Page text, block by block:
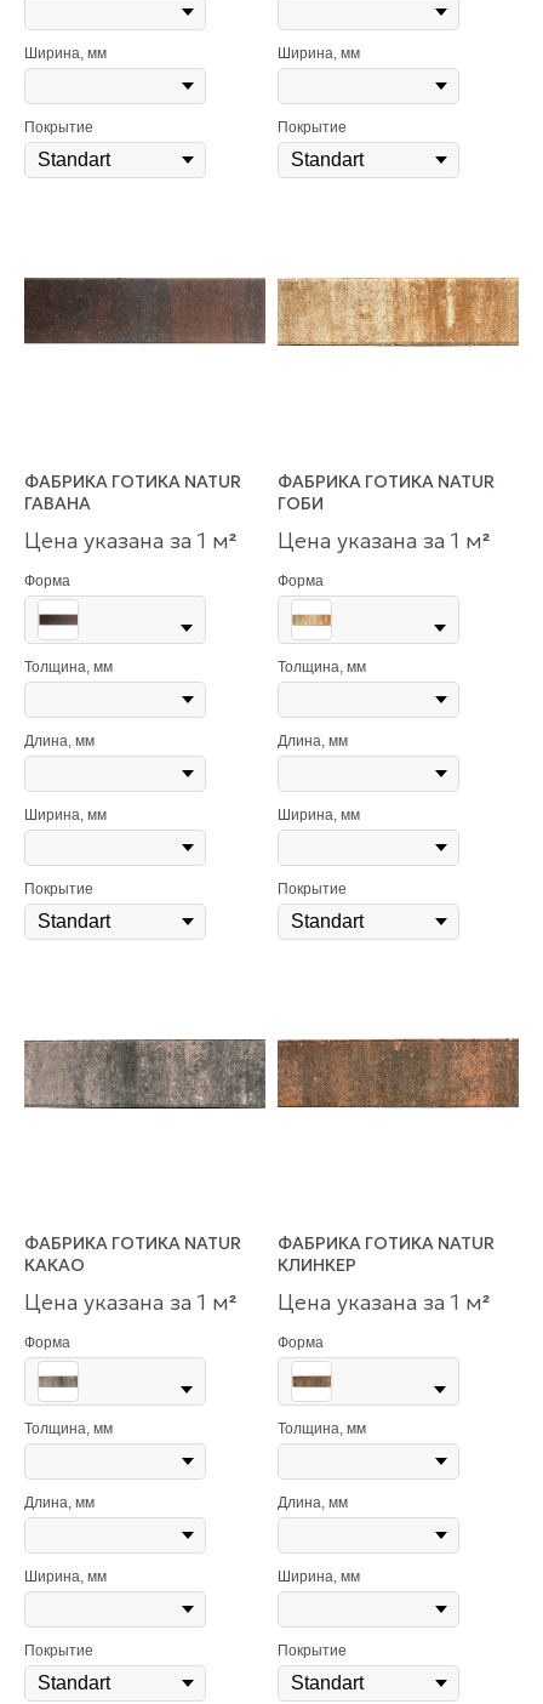
Ширина, мм
Покрытие
Ширина, мм
Покрытие
ФАБРИКА ГОТИКА NATUR
ГАВАНА
Цена указана за 1 м²
Форма
Толщина, мм
Длина, мм
Ширина, мм
Покрытие
ФАБРИКА ГОТИКА NATUR
ГОБИ
Цена указана за 1 м²
Форма
Толщина, мм
Длина, мм
Ширина, мм
Покрытие
ФАБРИКА ГОТИКА NATUR
КАКАО
Цена указана за 1 м²
Форма
Толщина, мм
Длина, мм
Ширина, мм
Покрытие
ФАБРИКА ГОТИКА NATUR
КЛИНКЕР
Цена указана за 1 м²
Форма
Толщина, мм
Длина, мм
Ширина, мм
Покрытие